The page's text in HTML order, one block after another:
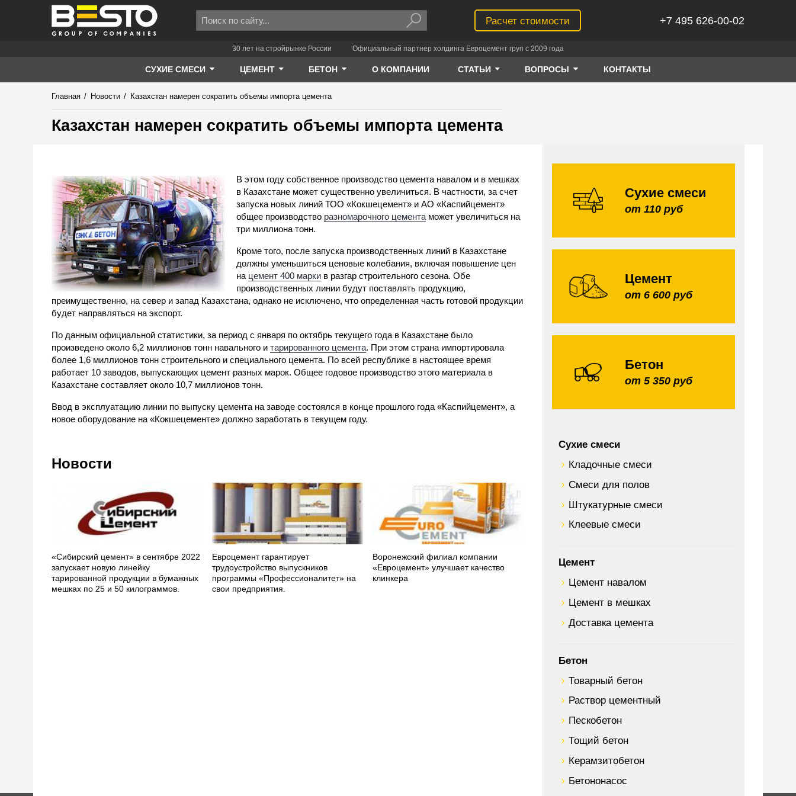
Расчет стоимости +7 495 626-00-02
30 лет на стройрынке России Официальный партнер холдинга Евроцемент груп с 2009 года
СУХИЕ СМЕСИ ЦЕМЕНТ БЕТОН О КОМПАНИИ СТАТЬИ ВОПРОСЫ КОНТАКТЫ
Главная / Новости / Казахстан намерен сократить объемы импорта цемента
Казахстан намерен сократить объемы импорта цемента
В этом году собственное производство цемента навалом и в мешках
в Казахстане может существенно увеличиться. В частности, за счет
запуска новых линий ТОО «Кокшецемент» и АО «Каспийцемент»
общее производство разномарочного цемента может увеличиться на
три миллиона тонн.
Кроме того, после запуска производственных линий в Казахстане
должны уменьшиться ценовые колебания, включая повышение цен
на цемент 400 марки в разгар строительного сезона. Обе
производственных линии будут поставлять продукцию,
преимущественно, на север и запад Казахстана, однако не исключено, что определенная часть готовой продукции
будет направляться на экспорт.
По данным официальной статистики, за период с января по октябрь текущего года в Казахстане было
произведено около 6,2 миллионов тонн навального и тарированного цемента. При этом страна импортировала
более 1,6 миллионов тонн строительного и специального цемента. По всей республике в настоящее время
работает 10 заводов, выпускающих цемент разных марок. Общее годовое производство этого материала в
Казахстане составляет около 10,7 миллионов тонн.
Ввод в эксплуатацию линии по выпуску цемента на заводе состоялся в конце прошлого года «Каспийцемент», а
новое оборудование на «Кокшецементе» должно заработать в текущем году.
Новости
«Сибирский цемент» в сентябре 2022
запускает новую линейку
тарированной продукции в бумажных
мешках по 25 и 50 килограммов.
Евроцемент гарантирует
трудоустройство выпускников
программы «Профессионалитет» на
свои предприятия.
Воронежский филиал компании
«Евроцемент» улучшает качество
клинкера
Сухие смеси
от 110 руб
Цемент
от 6 600 руб
Бетон
от 5 350 руб
Сухие смеси
Кладочные смеси
Смеси для полов
Штукатурные смеси
Клеевые смеси
Цемент
Цемент навалом
Цемент в мешках
Доставка цемента
Бетон
Товарный бетон
Раствор цементный
Пескобетон
Тощий бетон
Керамзитобетон
Бетононасос